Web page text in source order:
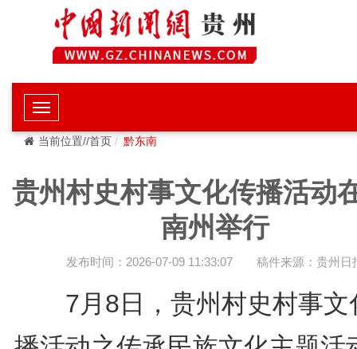
当前位置//首页 黔东南
贵州村史村事文化传播活动
南州举行
发布时间：2026-07-09 11:33:07 稿件来源：贵州日
7月8日，贵州村史村事文